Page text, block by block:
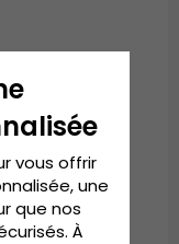
vous offrir
une
que nos
À